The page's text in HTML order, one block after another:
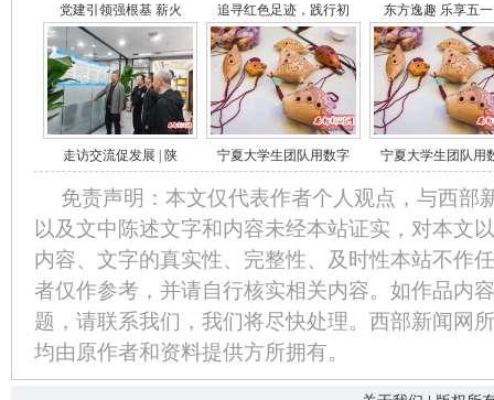
党建引领强根基 薪火 追寻红色足迹，践行初 东方逸趣 乐享五
走访交流促发展 | 陕 宁夏大学生团队用数字 宁夏大学生团队用
免责声明：本文仅代表作者个人观点，与西部
以及文中陈述文字和内容未经本站证实，对本文
内容、文字的真实性、完整性、及时性本站不作
者仅作参考，并请自行核实相关内容。如作品内
题，请联系我们，我们将尽快处理。西部新闻网
均由原作者和资料提供方所拥有。